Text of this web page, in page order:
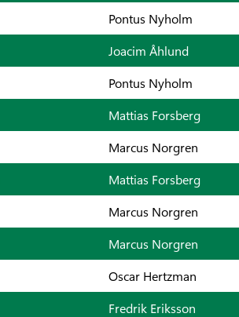
Pontus Nyholm
Joacim Åhlund
Pontus Nyholm
Mattias Forsberg
Marcus Norgren
Mattias Forsberg
Marcus Norgren
Marcus Norgren
Oscar Hertzman
Fredrik Eriksson